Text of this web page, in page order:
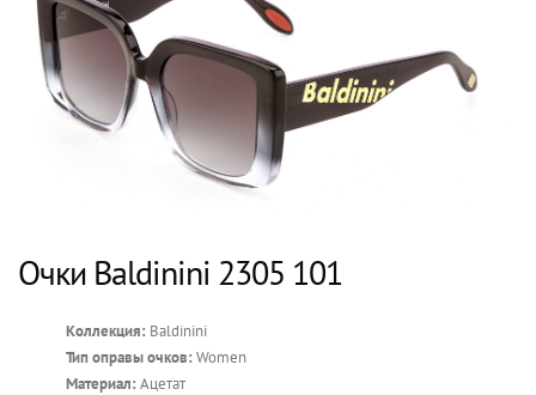
Очки Baldinini 2305 101
Коллекция: Baldinini
Тип оправы очков: Women
Материал: Ацетат